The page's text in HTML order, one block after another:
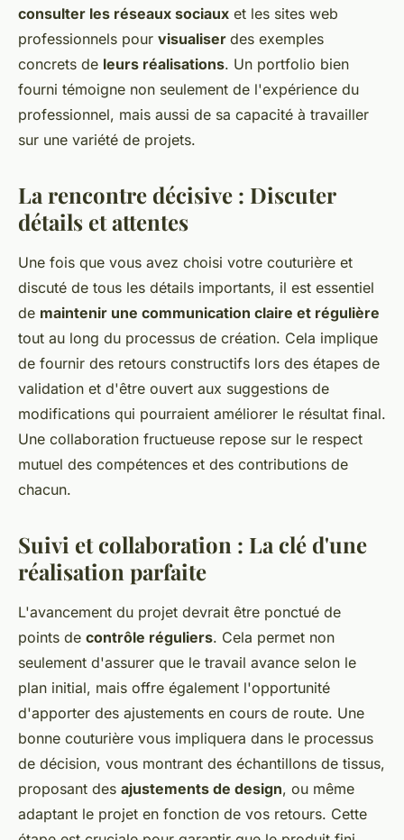
consulter les réseaux sociaux et les sites web
professionnels pour visualiser des exemples
concrets de leurs réalisations. Un portfolio bien
fourni témoigne non seulement de l'expérience du
professionnel, mais aussi de sa capacité à travailler
sur une variété de projets.
La rencontre décisive : Discuter
détails et attentes
Une fois que vous avez choisi votre couturière et
discuté de tous les détails importants, il est essentiel
de maintenir une communication claire et régulière
tout au long du processus de création. Cela implique
de fournir des retours constructifs lors des étapes de
validation et d'être ouvert aux suggestions de
modifications qui pourraient améliorer le résultat final.
Une collaboration fructueuse repose sur le respect
mutuel des compétences et des contributions de
chacun.
Suivi et collaboration : La clé d'une
réalisation parfaite
L'avancement du projet devrait être ponctué de
points de contrôle réguliers. Cela permet non
seulement d'assurer que le travail avance selon le
plan initial, mais offre également l'opportunité
d'apporter des ajustements en cours de route. Une
bonne couturière vous impliquera dans le processus
de décision, vous montrant des échantillons de tissus,
proposant des ajustements de design, ou même
adaptant le projet en fonction de vos retours. Cette